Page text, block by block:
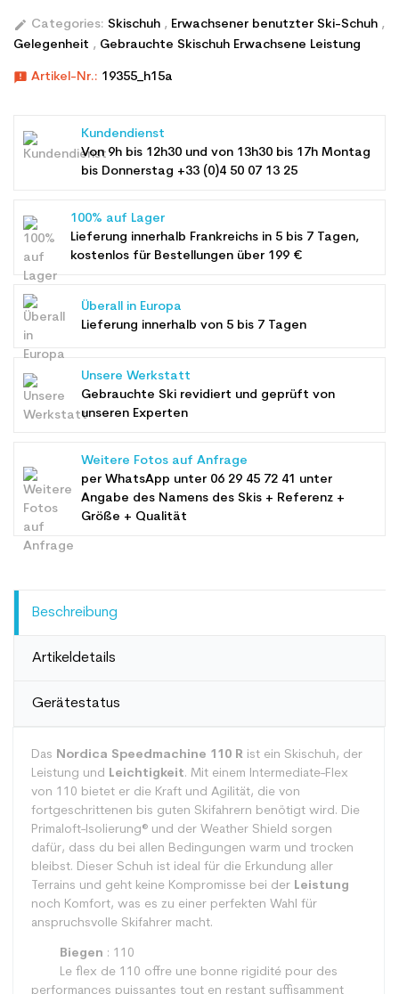
edit Categories: Skischuh , Erwachsener benutzter Ski-Schuh ,
Gelegenheit , Gebrauchte Skischuh Erwachsene Leistung
announcement Artikel-Nr.: 19355_h15a
Kundendienst
Von 9h bis 12h30 und von 13h30 bis 17h Montag
bis Donnerstag +33 (0)4 50 07 13 25
100% auf Lager
Lieferung innerhalb Frankreichs in 5 bis 7 Tagen,
kostenlos für Bestellungen über 199 €
Überall in Europa
Lieferung innerhalb von 5 bis 7 Tagen
Unsere Werkstatt
Gebrauchte Ski revidiert und geprüft von
unseren Experten
Weitere Fotos auf Anfrage
per WhatsApp unter 06 29 45 72 41 unter
Angabe des Namens des Skis + Referenz +
Größe + Qualität
Beschreibung
Artikeldetails
Gerätestatus
Das Nordica Speedmachine 110 R ist ein Skischuh, der
Leistung und Leichtigkeit. Mit einem Intermediate-Flex
von 110 bietet er die Kraft und Agilität, die von
fortgeschrittenen bis guten Skifahrern benötigt wird. Die
Primaloft-Isolierung® und der Weather Shield sorgen
dafür, dass du bei allen Bedingungen warm und trocken
bleibst. Dieser Schuh ist ideal für die Erkundung aller
Terrains und geht keine Kompromisse bei der Leistung
noch Komfort, was es zu einer perfekten Wahl für
anspruchsvolle Skifahrer macht.
Biegen : 110
Le flex de 110 offre une bonne rigidité pour des
performances puissantes tout en restant suffisamment